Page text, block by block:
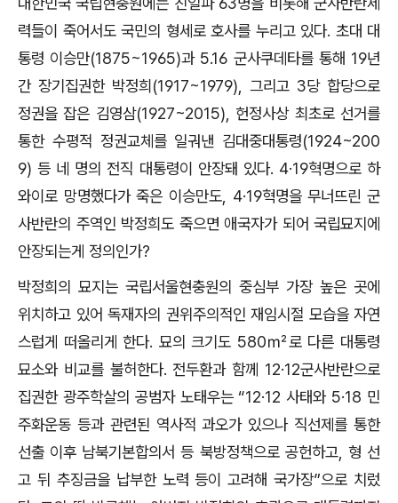
력들이 죽어서도 국민의 형세로 호사를 누리고 있다. 초대 대
통령 이승만(1875~1965)과 5․16 군사쿠데타를 통해 19년
간 장기집권한 박정희(1917~1979), 그리고 3당 합당으로
정권을 잡은 김영삼(1927~2015), 헌정사상 최초로 선거를
통한 수평적 정권교체를 일궈낸 김대중대통령(1924~200
9) 등 네 명의 전직 대통령이 안장돼 있다. 4·19혁명으로 하
와이로 망명했다가 죽은 이승만도, 4·19혁명을 무너뜨린 군
사반란의 주역인 박정희도 죽으면 애국자가 되어 국립묘지에
안장되는게 정의인가?
박정희의 묘지는 국립서울현충원의 중심부 가장 높은 곳에
위치하고 있어 독재자의 권위주의적인 재임시절 모습을 자연
스럽게 떠올리게 한다. 묘의 크기도 580㎡로 다른 대통령
묘소와 비교를 불허한다. 전두환과 함께 12·12군사반란으로
집권한 광주학살의 공범자 노태우는 “12·12 사태와 5·18 민
주화운동 등과 관련된 역사적 과오가 있으나 직선제를 통한
선출 이후 남북기본합의서 등 북방정책으로 공헌하고, 형 선
고 뒤 추징금을 납부한 노력 등이 고려해 국가장”으로 치렀